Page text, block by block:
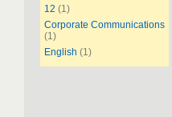
12 (1)
Corporate Communications
(1)
English (1)